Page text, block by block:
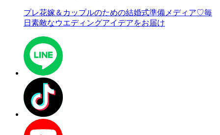
プレ花嫁＆カップルのための結婚式準備メディア♡毎
日素敵なウエディングアイデアをお届け